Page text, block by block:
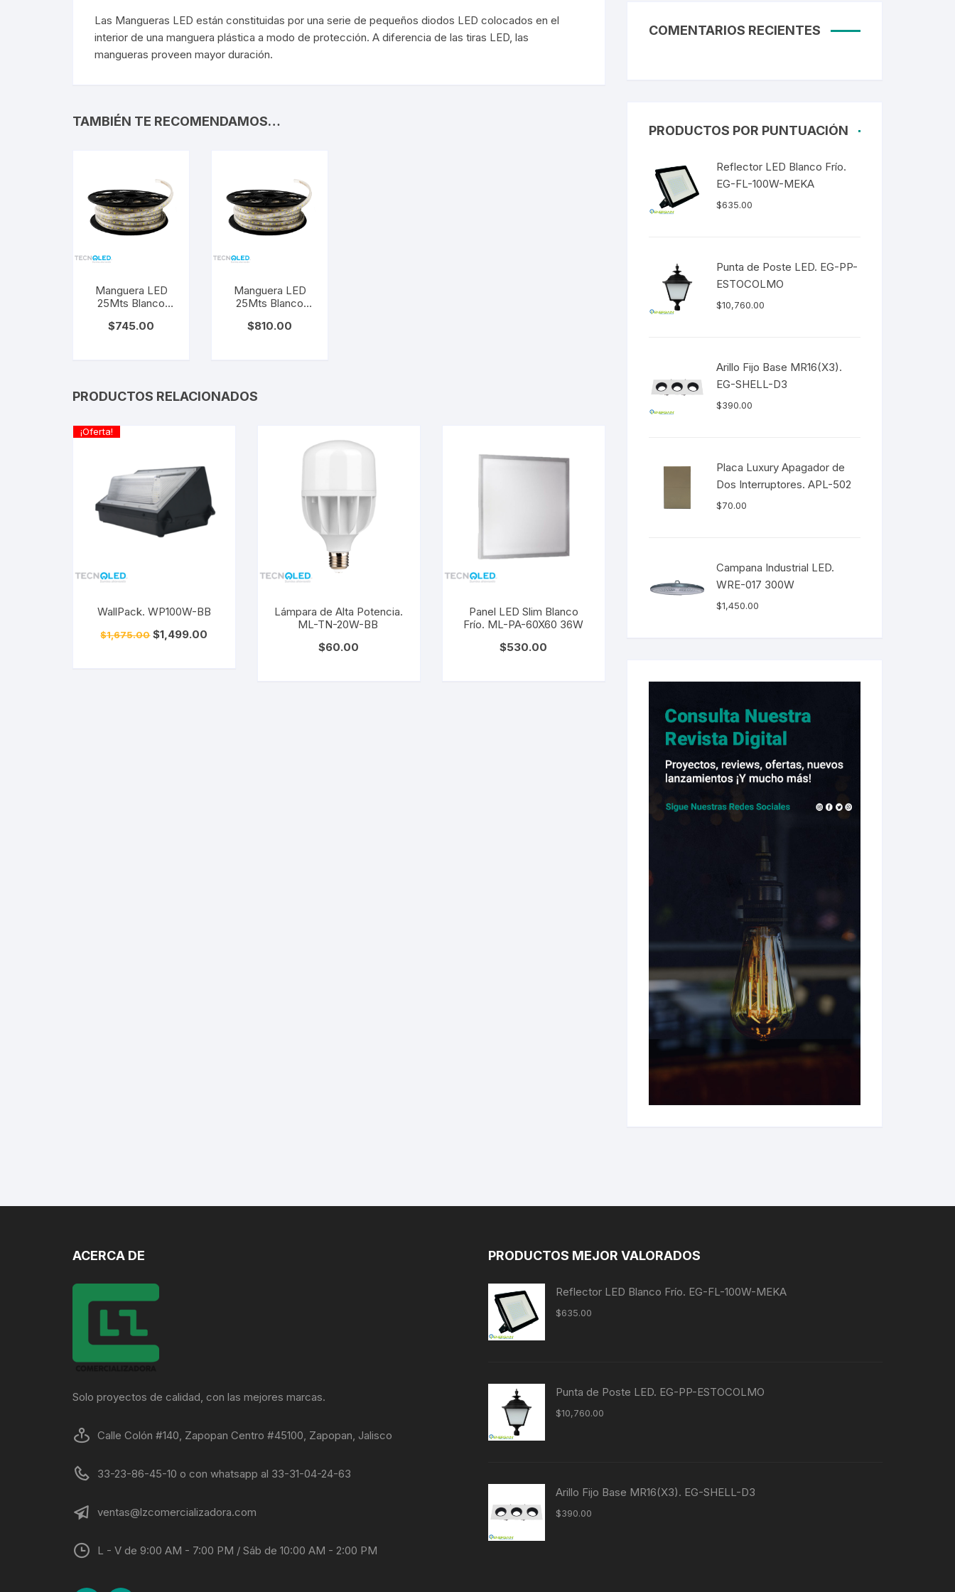
Repuestos LED Sumergibles Magnéticos
60CM
Curvalum
Señalética Gasolineras
Las Mangueras LED están constituidas por una serie de pequeños diodos LED colocados en el
interior de una manguera plástica a modo de protección. A diferencia de las tiras LED, las
mangueras proveen mayor duración.
TAMBIÉN TE RECOMENDAMOS…
Manguera LED
25Mts Blanco
ML25-BC
$745.00
Manguera LED
25Mts Blanco
BC
$810.00
PRODUCTOS RELACIONADOS
¡Oferta!
WallPack. WP100W-BB
$1,675.00 $1,499.00
Lámpara de Alta Potencia.
ML-TN-20W-BB
$60.00
Panel LED Slim Blanco
Frío. ML-PA-60X60 36W
$530.00
COMENTARIOS RECIENTES
PRODUCTOS POR PUNTUACIÓN
Reflector LED Blanco Frío.
EG-FL-100W-MEKA
$635.00
Punta de Poste LED. EG-PP-
ESTOCOLMO
$10,760.00
Arillo Fijo Base MR16(X3).
EG-SHELL-D3
$390.00
Placa Luxury Apagador de
Dos Interruptores. APL-502
$70.00
Campana Industrial LED.
WRE-017 300W
$1,450.00
ACERCA DE
Solo proyectos de calidad, con las mejores marcas.
Calle Colón #140, Zapopan Centro #45100, Zapopan, Jalisco
33-23-86-45-10 o con whatsapp al 33-31-04-24-63
ventas@lzcomercializadora.com
L - V de 9:00 AM - 7:00 PM / Sáb de 10:00 AM - 2:00 PM
PRODUCTOS MEJOR VALORADOS
Reflector LED Blanco Frío. EG-FL-100W-MEKA
$635.00
Punta de Poste LED. EG-PP-ESTOCOLMO
$10,760.00
Arillo Fijo Base MR16(X3). EG-SHELL-D3
$390.00